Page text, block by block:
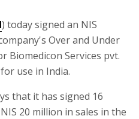
) today signed an NIS
Over and Under
Biomedicon Services pvt.
use in India.
that it has signed 16
20 million in sales in the